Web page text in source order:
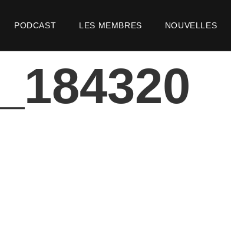
PODCAST LES MEMBRES NOUVELLES